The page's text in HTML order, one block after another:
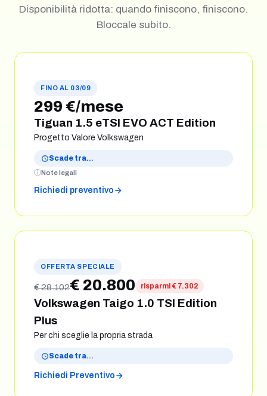
Disponibilità ridotta: quando finiscono, finiscono.
Bloccale subito.
FINO AL 03/09
299 €/mese
Tiguan 1.5 eTSI EVO ACT Edition
Progetto Valore Volkswagen
Scade tra…
Note legali
Richiedi preventivo
OFFERTA SPECIALE
€ 28.102€ 20.800 risparmi € 7.302
Volkswagen Taigo 1.0 TSI Edition
Plus
Per chi sceglie la propria strada
Scade tra…
Richiedi Preventivo